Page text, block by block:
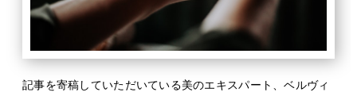
記事を寄稿していただいている美のエキスパート、ベルヴィ